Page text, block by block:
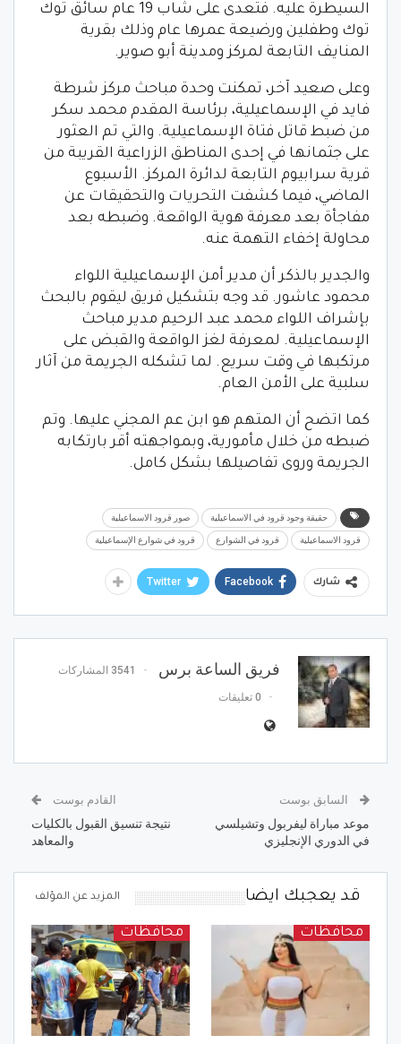
السيطرة عليه. فتعدى على شاب 19 عام سائق توك
توك وطفلين ورضيعة عمرها عام وذلك بقرية
المنايف التابعة لمركز ومدينة أبو صوير.
وعلى صعيد آخر، تمكنت وحدة مباحث مركز شرطة
فايد في الإسماعيلية، برئاسة المقدم محمد سكر
من ضبط قاتل فتاة الإسماعيلية. والتي تم العثور
على جثمانها في إحدى المناطق الزراعية القريبة من
قرية سرابيوم التابعة لدائرة المركز. الأسبوع
الماضي، فيما كشفت التحريات والتحقيقات عن
مفاجأة بعد معرفة هوية الواقعة. وضبطه بعد
محاولة إخفاء التهمة عنه.
والجدير بالذكر أن مدير أمن الإسماعيلية اللواء
محمود عاشور. قد وجه بتشكيل فريق ليقوم بالبحث
بإشراف اللواء محمد عبد الرحيم مدير مباحث
الإسماعيلية. لمعرفة لغز الواقعة والقبض على
مرتكبها في وقت سريع. لما تشكله الجريمة من آثار
سلبية على الأمن العام.
كما اتضح أن المتهم هو ابن عم المجني عليها. وتم
ضبطه من خلال مأمورية، وبمواجهته أقر بارتكابه
الجريمة وروى تفاصيلها بشكل كامل.
حقيقة وجود قرود في الاسماعيلية صور قرود الاسماعيلية
قرود الاسماعيلية قرود في الشوارع قرود في شوارع الإسماعيلية
شارك Facebook
Twitter
فريق الساعة برس 3541 المشاركات
0 تعليقات
السابق بوست
موعد مباراة ليفربول وتشيلسي
في الدوري الإنجليزي
القادم بوست
نتيجة تنسيق القبول بالكليات
والمعاهد
قد يعجبك ايضا المزيد عن المؤلف
محافظات محافظات